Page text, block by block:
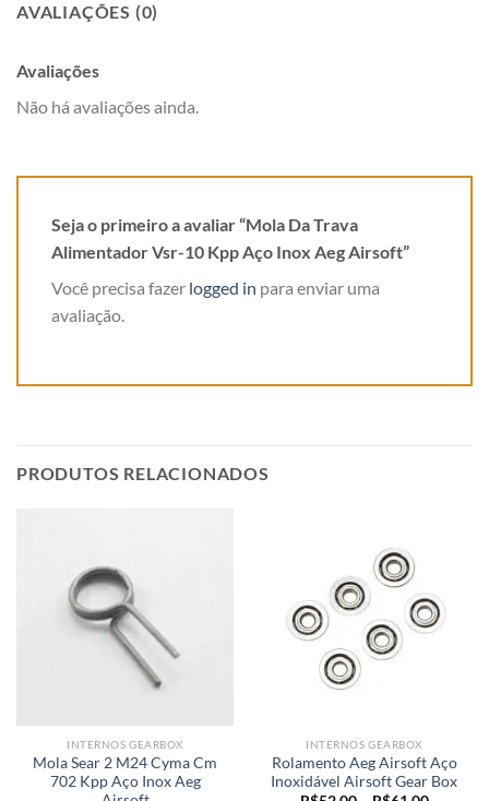
AVALIAÇÕES (0)
Avaliações
Não há avaliações ainda.
Seja o primeiro a avaliar “Mola Da Trava
Alimentador Vsr-10 Kpp Aço Inox Aeg Airsoft”
Você precisa fazer logged in para enviar uma
avaliação.
PRODUTOS RELACIONADOS
INTERNOS GEARBOX
Mola Sear 2 M24 Cyma Cm
702 Kpp Aço Inox Aeg
INTERNOS GEARBOX
Rolamento Aeg Airsoft Aço
Inoxidável Airsoft Gear Box